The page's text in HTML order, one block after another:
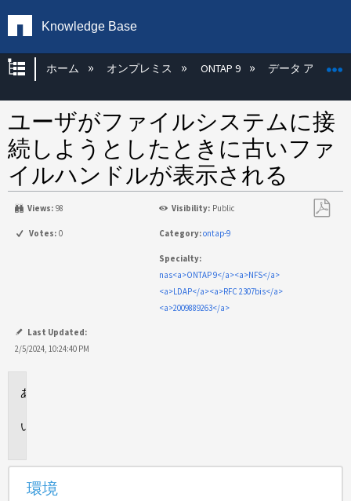
Knowledge Base
グローバル階層を展開/折りたたむ
ホーム オンプレミス ONTAP 9 データ アクセス
ユーザがファイルシステムに接
続しようとしたときに古いファ
イルハンドルが表示される
Views: 98 Visibility: Public
Votes: 0 Category:ontap-9
Specialty:
nas<a>ONTAP 9</a><a>NFS</a>
<a>LDAP</a><a>RFC 2307bis</a>
<a>2009889263</a>
Last Updated:
2/5/2024, 10:24:40 PM
環境